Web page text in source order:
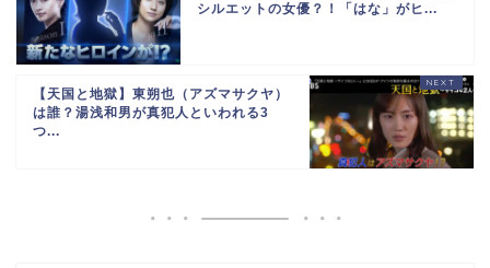
シルエットの女優？！「はな」がヒ...
【天国と地獄】東朔也（アズマサクヤ）
は誰？湯浅和男が真犯人といわれる3
つ...